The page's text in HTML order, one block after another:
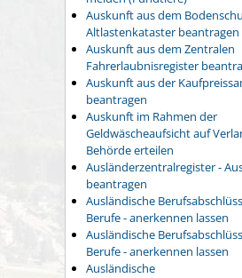
Auskunft aus dem
Altlastenkataster beantragen
Auskunft aus dem Zentralen
Fahrerlaubnisregister
Auskunft aus der
beantragen
Auskunft im Rahmen der
Geldwäscheaufsicht auf
Behörde erteilen
Ausländerzentralregister -
beantragen
Ausländische
Berufe - anerkennen lassen
Ausländische
Berufe - anerkennen lassen
Ausländische